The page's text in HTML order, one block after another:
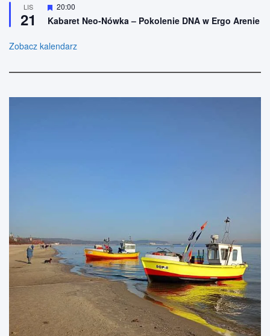
e
ż
n
n
LIS
21
W
y
r
ż
o
20:00
Kabaret Neo-Nówka – Pokolenie DNA w Ergo Arenie
Zobacz kalendarz